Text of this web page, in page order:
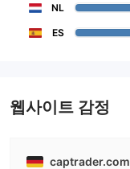
NL
ES
웹사이트 감정
captrader.com